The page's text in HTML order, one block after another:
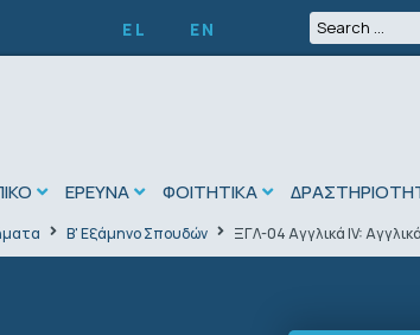
EL EN
ΕΡΕΥΝΑ ΦΟΙΤΗΤΙΚΑ
Β' Εξάμηνο Σπουδών ΞΓΛ-04 Αγγλικά ΙV: